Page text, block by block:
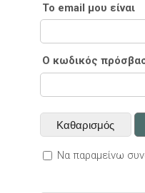
Το email μου είναι
Ο κωδικός
Να παραμείνω